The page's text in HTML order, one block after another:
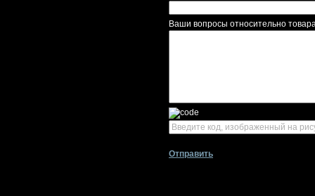
Ваши вопросы относительно
Отправить